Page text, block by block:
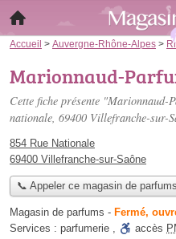
Accueil > Auvergne-Rhône-Alpes >
Marionnaud-
Cette fiche présente "Marionnaud-
nationale, 69400 Villefranche-sur-
854 Rue Nationale
69400 Villefranche-sur-Saône
📞 Appeler ce magasin de parfums
Magasin de parfums - Fermé,
Services : parfumerie , accès